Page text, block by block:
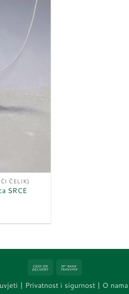
Dodaj
listu
želja
ČELIK)
SRCE
Cash
Delivery
| Privatnost i sigurnost | O nama